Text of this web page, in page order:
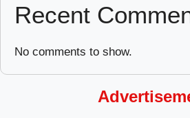
Recent
No comments to show.